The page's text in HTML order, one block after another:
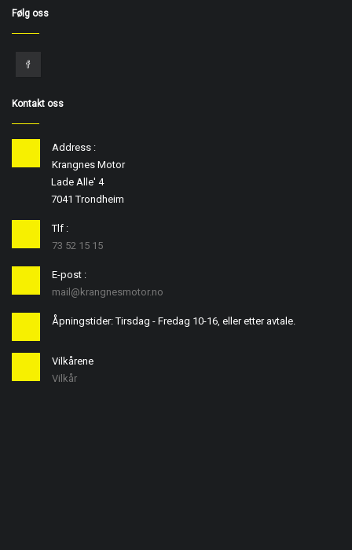
Følg oss
Kontakt oss
Address :
Krangnes Motor
Lade Alle' 4
7041 Trondheim
Tlf :
73 52 15 15
E-post :
mail@krangnesmotor.no
Åpningstider: Tirsdag - Fredag 10-16, eller etter avtale.
Vilkårene
Vilkår